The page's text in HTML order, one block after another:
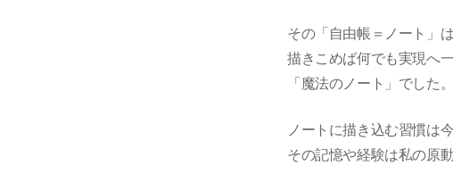
その「自由帳＝ノート」は
描きこめば何でも実現へ
「魔法のノート」でした。
ノートに描き込む習慣は
その記憶や経験は私の原